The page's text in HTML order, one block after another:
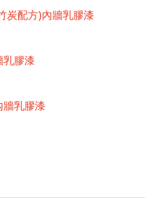
炭配方)內牆乳膠漆
乳膠漆
牆乳膠漆